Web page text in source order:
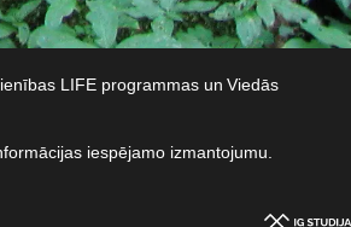
LIFE programmas un Viedās
iespējamo izmantojumu.​